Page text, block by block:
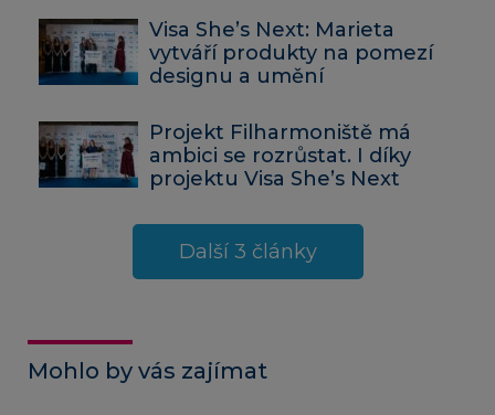
Visa She’s Next: Marieta
vytváří produkty na pomezí
designu a umění
Projekt Filharmoniště má
ambici se rozrůstat. I díky
projektu Visa She’s Next
Další 3 články
Mohlo by vás zajímat